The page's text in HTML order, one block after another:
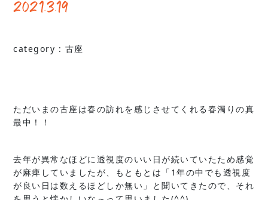
2021.3.19
category : 古座
ただいまの古座は春の訪れを感じさせてくれる春濁りの真
最中！！
去年が異常なほどに透視度のいい日が続いていたため感覚
が麻痺していましたが、もともとは「1年の中でも透視度
が良い日は数えるほどしか無い」と聞いてきたので、それ